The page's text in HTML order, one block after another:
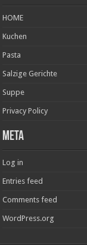
HOME
Kuchen
Pasta
Salzige Gerichte
Suppe
Privacy Policy
Meta
Log in
Entries feed
Comments feed
WordPress.org